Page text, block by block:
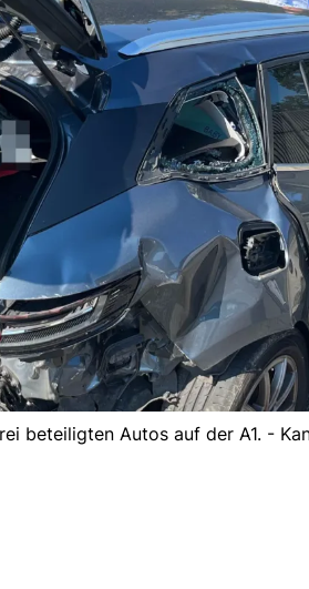
beteiligten Autos auf der A1. -